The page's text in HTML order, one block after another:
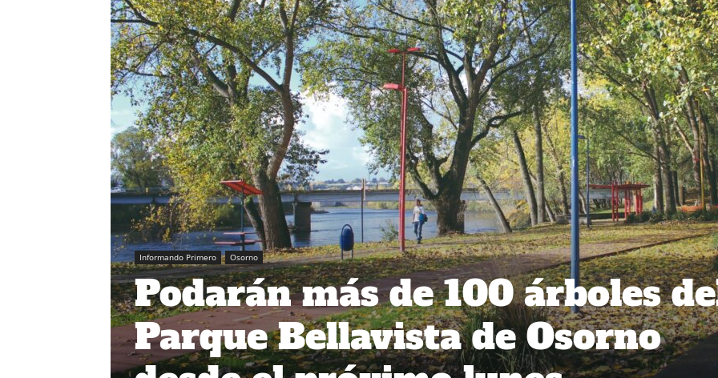
Informando Primero Osorno
Podarán más de 100 árboles
Parque Bellavista de Osorno